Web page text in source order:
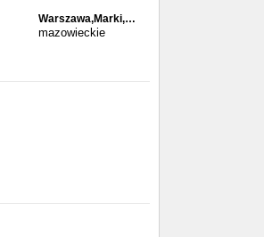
Warszawa,Marki,…
mazowieckie